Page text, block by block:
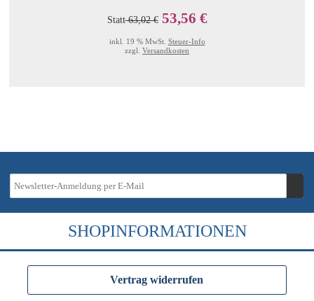
Statt63,02 € 53,56 €
inkl. 19 % MwSt. Steuer-Info
zzgl. Versandkosten
SHOPINFORMATIONEN
Vertrag widerrufen